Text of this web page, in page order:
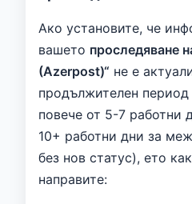
Ако установите, че
вашето проследяване
(Azerpost)“ не е
продължителен
повече от 5-7 работни
10+ работни дни за
без нов статус), ето
направите: